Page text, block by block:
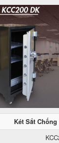
Két Sắt